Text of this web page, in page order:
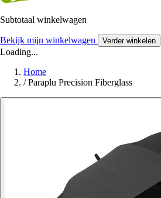
Subtotaal winkelwagen
Bekijk mijn winkelwagen Verder winkelen
Loading...
Home
/ Paraplu Precision Fiberglass